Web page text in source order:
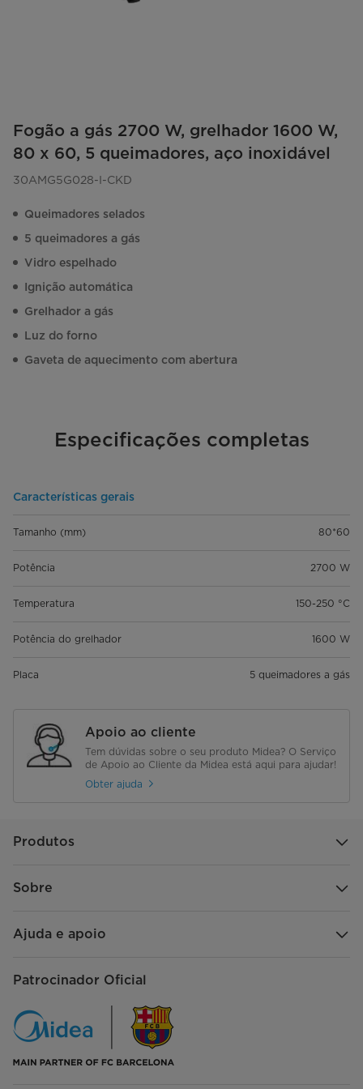
Fogão a gás 2700 W, grelhador 1600 W,
80 x 60, 5 queimadores, aço inoxidável
30AMG5G028-I-CKD
Queimadores selados
5 queimadores a gás
Vidro espelhado
Ignição automática
Grelhador a gás
Luz do forno
Gaveta de aquecimento com abertura
Especificações completas
Características gerais
Tamanho (mm) 80*60
Potência 2700 W
Temperatura 150-250 °C
Potência do grelhador 1600 W
Placa 5 queimadores a gás
Apoio ao cliente
Tem dúvidas sobre o seu produto Midea? O Serviço
de Apoio ao Cliente da Midea está aqui para ajudar!
Obter ajuda
Produtos
Sobre
Ajuda e apoio
Patrocinador Oficial